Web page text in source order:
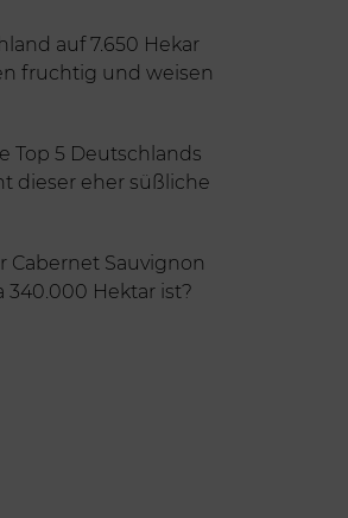
auf 7.650 Hekar
fruchtig und weisen
Top 5 Deutschlands
dieser eher süßliche
Cabernet Sauvignon
Hektar ist?